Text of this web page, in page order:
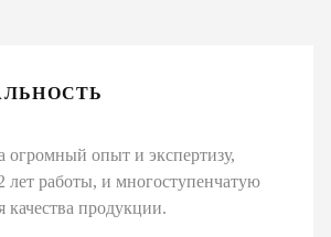
опыт и экспертизу,
лет работы, и многоступенчатую
качества продукции.